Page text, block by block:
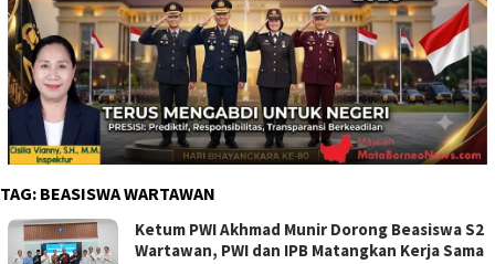
TAG: BEASISWA WARTAWAN
Ketum PWI Akhmad Munir Dorong Beasiswa S2
Wartawan, PWI dan IPB Matangkan Kerja Sama